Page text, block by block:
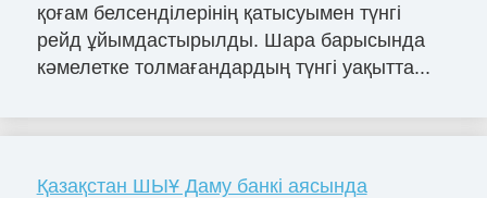
қоғам белсенділерінің қатысуымен түнгі
рейд ұйымдастырылды. Шара барысында
кәмелетке толмағандардың түнгі уақытта...
Қазақстан ШЫҰ Даму банкі аясында